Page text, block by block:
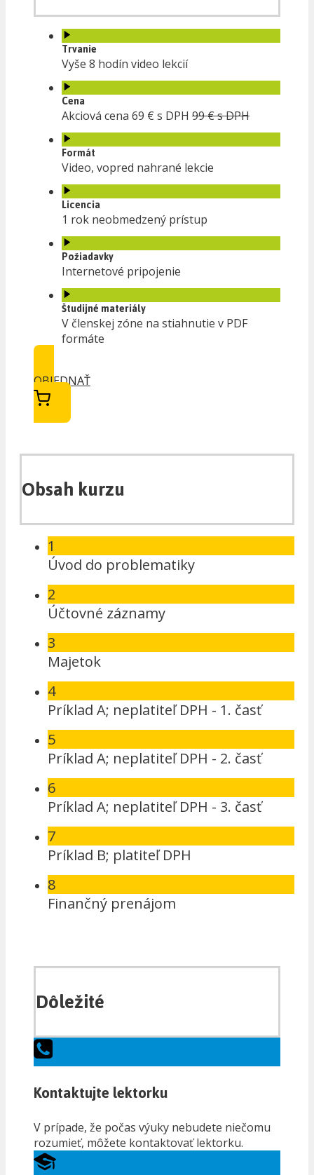
Trvanie
Vyše 8 hodín video lekcií
Cena
Akciová cena 69 € s DPH 99 € s DPH
Formát
Video, vopred nahrané lekcie
Licencia
1 rok neobmedzený prístup
Požiadavky
Internetové pripojenie
Študijné materiály
V členskej zóne na stiahnutie v PDF
formáte
OBJEDNAŤ
Obsah kurzu
1
Úvod do problematiky
2
Účtovné záznamy
3
Majetok
4
Príklad A; neplatiteľ DPH - 1. časť
5
Príklad A; neplatiteľ DPH - 2. časť
6
Príklad A; neplatiteľ DPH - 3. časť
7
Príklad B; platiteľ DPH
8
Finančný prenájom
Dôležité
Kontaktujte lektorku
V prípade, že počas výuky nebudete niečomu
rozumieť, môžete kontaktovať lektorku.